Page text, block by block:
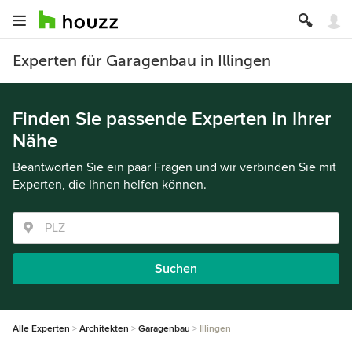
Experten für Garagenbau in Illingen
Finden Sie passende Experten in Ihrer
Nähe
Beantworten Sie ein paar Fragen und wir verbinden Sie mit
Experten, die Ihnen helfen können.
Suchen
Alle Experten Architekten Garagenbau Illingen